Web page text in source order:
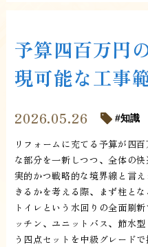
予算四百万円
現可能な工事
2026.05.26 知識
リフォームに充てる予算が四
な部分を一新しつつ、全体の
実的かつ戦略的な境界線と言
きるかを考える際、まず柱と
トイレという水回りの全面刷
ッチン、ユニットバス、節水
う四点セットを中級グレード